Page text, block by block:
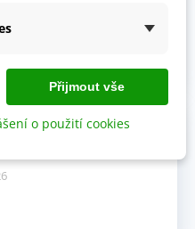
Přijmout vše
o použití cookies